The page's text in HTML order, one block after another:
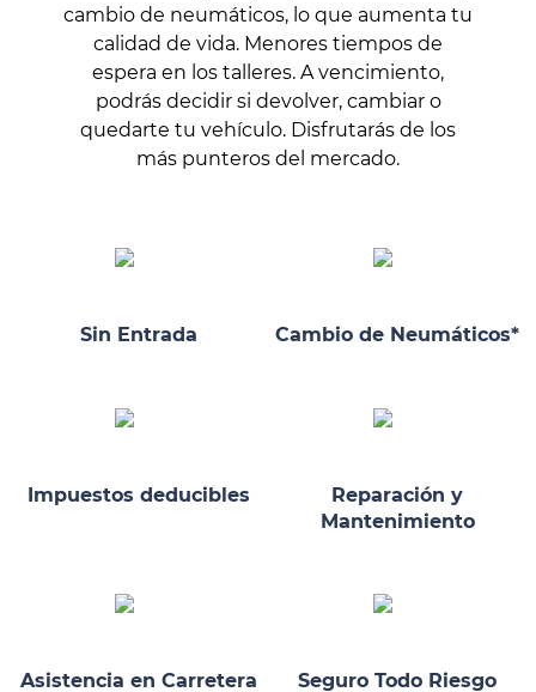
cambio de neumáticos, lo que aumenta tu
calidad de vida. Menores tiempos de
espera en los talleres. A vencimiento,
podrás decidir si devolver, cambiar o
quedarte tu vehículo. Disfrutarás de los
más punteros del mercado.
Sin Entrada Cambio de Neumáticos*
Impuestos deducibles
Reparación y
Mantenimiento
Asistencia en Carretera Seguro Todo Riesgo